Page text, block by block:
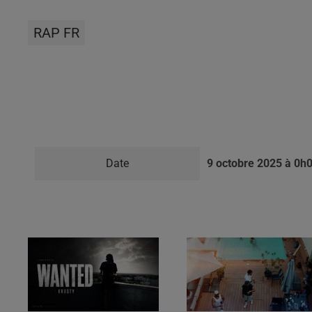
RAP FR
Date 9 octobre 2025 à